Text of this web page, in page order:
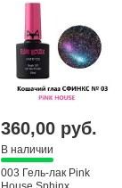
360,00 руб.
В наличии
003 Гель-лак Pink